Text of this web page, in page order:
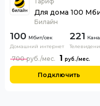
Для дома 100
Билайн
100
Домашний интернет
221
1
700
Подключить